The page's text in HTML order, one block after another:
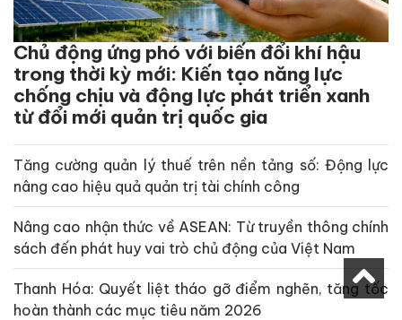
Chủ động ứng phó với biến đổi khí hậu
trong thời kỳ mới: Kiến tạo năng lực
chống chịu và động lực phát triển xanh
từ đổi mới quản trị quốc gia
Tăng cường quản lý thuế trên nền tảng số: Động lực
nâng cao hiệu quả quản trị tài chính công
Nâng cao nhận thức về ASEAN: Từ truyền thông chính
sách đến phát huy vai trò chủ động của Việt Nam
Thanh Hóa: Quyết liệt tháo gỡ điểm nghẽn, tăng tốc
hoàn thành các mục tiêu năm 2026